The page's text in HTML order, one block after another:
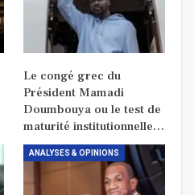
Le congé grec du
Président Mamadi
Doumbouya ou le test de
maturité institutionnelle…
ANALYSES & OPINIONS